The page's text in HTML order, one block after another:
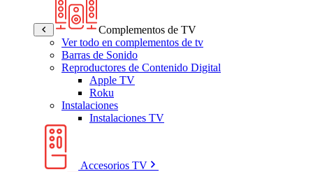
Complementos de TV
Ver todo en complementos de tv
Barras de Sonido
Reproductores de Contenido Digital
Apple TV
Roku
Instalaciones
Instalaciones TV
Accesorios TV